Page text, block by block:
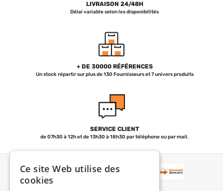
LIVRAISON 24/48H
Délai variable selon les disponibilités
+ DE 30000 RÉFÉRENCES
Un stock répartir sur plus de 130 Fournisseurs et 7 univers produits
SERVICE CLIENT
de 07h30 à 12h et de 13h30 à 18h30 par téléphone ou par mail.
PAIEMENT
Ce site Web utilise des
cookies